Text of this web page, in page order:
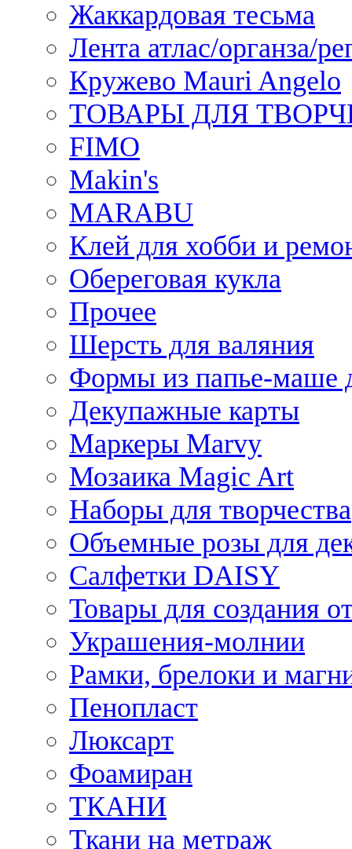
Жаккардовая тесьма
Лента атлас/органза/
Кружево Mauri Angelo
ТОВАРЫ ДЛЯ
FIMO
Makin's
MARABU
Клей для хобби и
Обереговая кукла
Прочее
Шерсть для валяния
Формы из папье-маше
Декупажные карты
Маркеры Marvy
Мозаика Magic Art
Наборы для творчества
Объемные розы для
Салфетки DAISY
Товары для создания
Украшения-молнии
Рамки, брелоки и
Пенопласт
Люксарт
Фоамиран
ТКАНИ
Ткани на метраж